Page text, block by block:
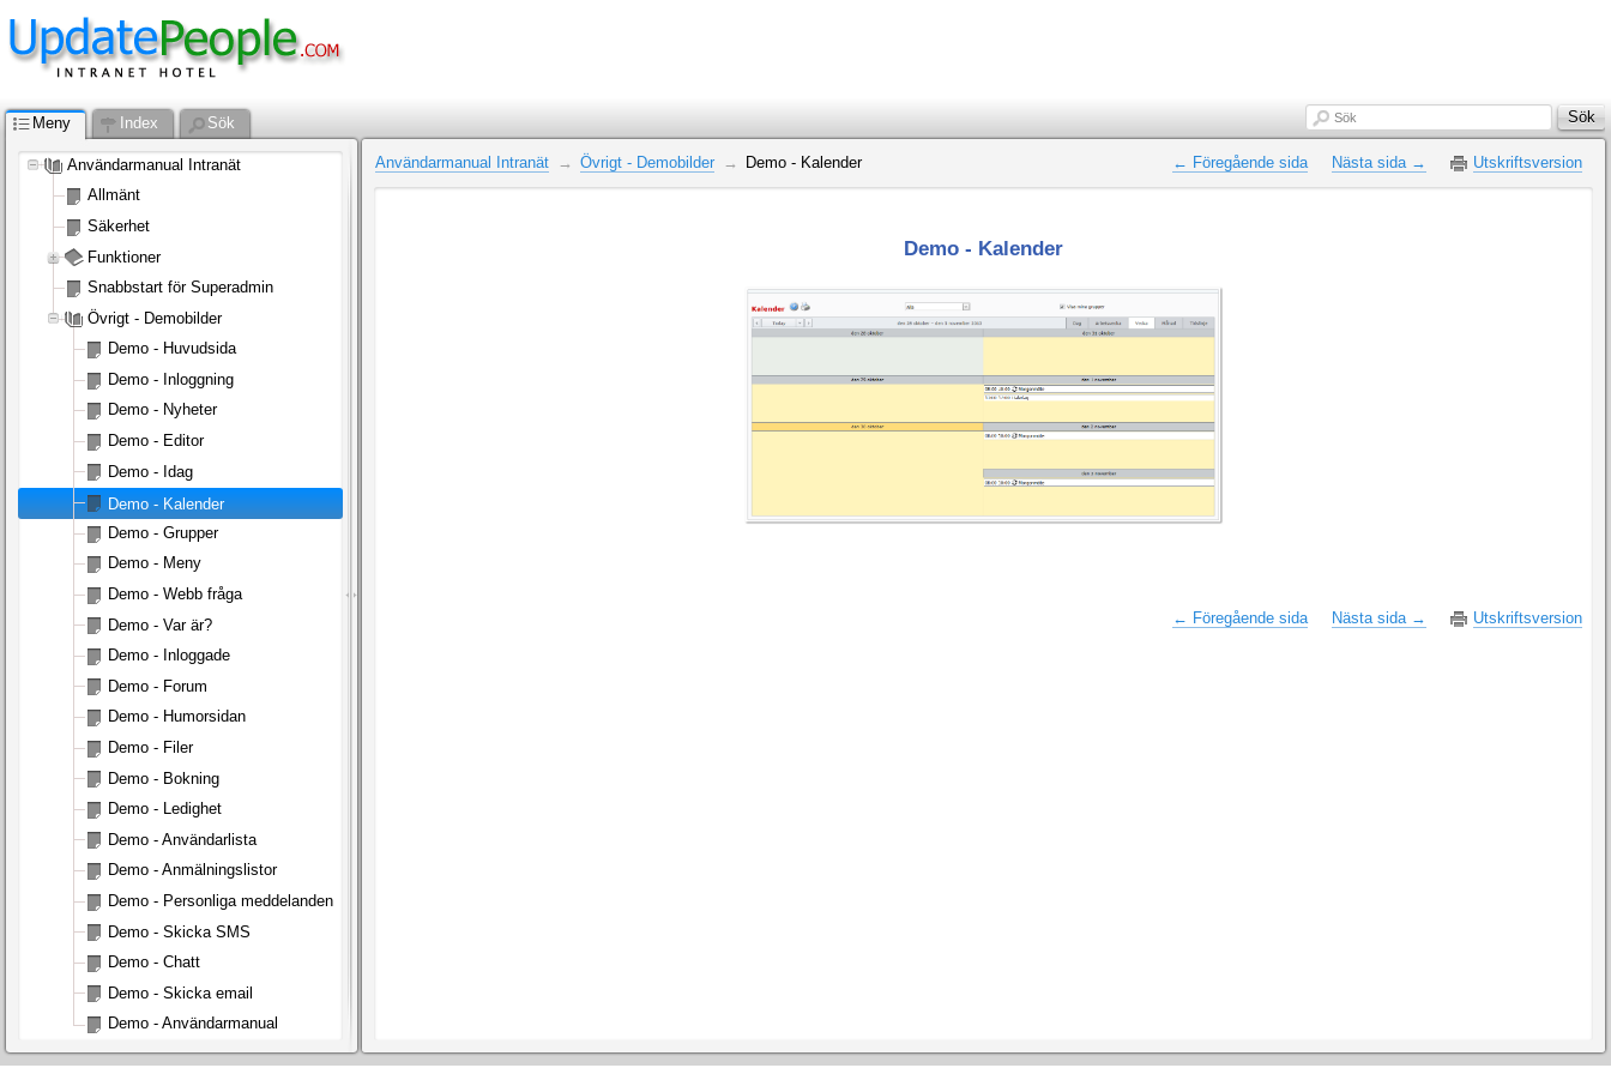
Meny Index Sök
Användarmanual Intranät
Allmänt
Säkerhet
Funktioner
Snabbstart för Superadmin
Övrigt - Demobilder
Demo - Huvudsida
Demo - Inloggning
Demo - Nyheter
Demo - Editor
Demo - Idag
Demo - Kalender
Demo - Grupper
Demo - Meny
Demo - Webb fråga
Demo - Var är?
Demo - Inloggade
Demo - Forum
Demo - Humorsidan
Demo - Filer
Demo - Bokning
Demo - Ledighet
Demo - Användarlista
Demo - Anmälningslistor
Demo - Personliga meddelanden
Demo - Skicka SMS
Demo - Chatt
Demo - Skicka email
Demo - Användarmanual
Sök Sök
Användarmanual Intranät Övrigt - Demobilder Demo - Kalender ← Föregående sida Nästa sida → Utskriftsversion
Demo - Kalender
← Föregående sida Nästa sida → Utskriftsversion